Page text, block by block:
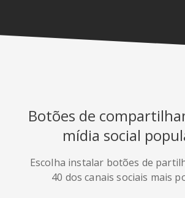
Botões de
mídia social
Escolha instalar botões de
40 dos canais sociais mais